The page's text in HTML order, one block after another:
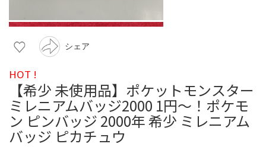
シェア
HOT !
【希少 未使用品】ポケットモンスター
ミレニアムバッジ2000 1円〜！ポケモ
ン ピンバッジ 2000年 希少 ミレニアム
バッジ ピカチュウ